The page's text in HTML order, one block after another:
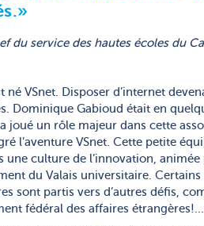
du service des hautes écoles du
né VSnet. Disposer d’internet
Dominique Gabioud était en
joué un rôle majeur dans cette
l’aventure VSnet. Cette petite
une culture de l’innovation,
du Valais universitaire.
sont partis vers d’autres défis,
fédéral des affaires étrangères!...